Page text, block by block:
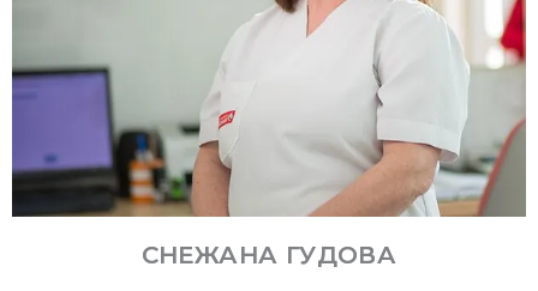
СНЕЖАНА ГУДОВА